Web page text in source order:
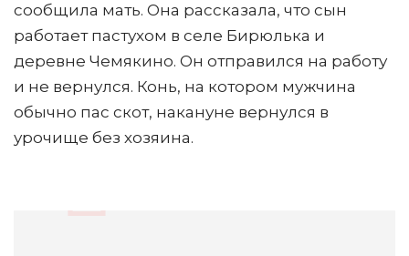
сообщила мать. Она рассказала, что сын
работает пастухом в селе Бирюлька и
деревне Чемякино. Он отправился на работу
и не вернулся. Конь, на котором мужчина
обычно пас скот, накануне вернулся в
урочище без хозяина.